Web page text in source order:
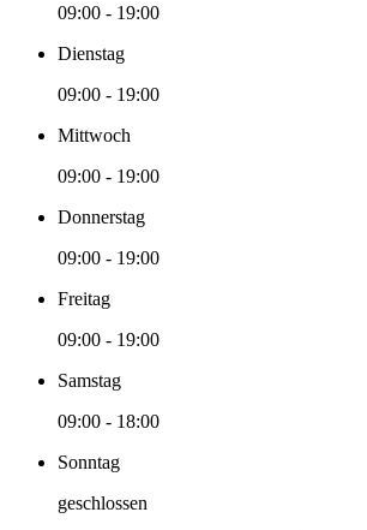
09:00 - 19:00
Dienstag
09:00 - 19:00
Mittwoch
09:00 - 19:00
Donnerstag
09:00 - 19:00
Freitag
09:00 - 19:00
Samstag
09:00 - 18:00
Sonntag
geschlossen